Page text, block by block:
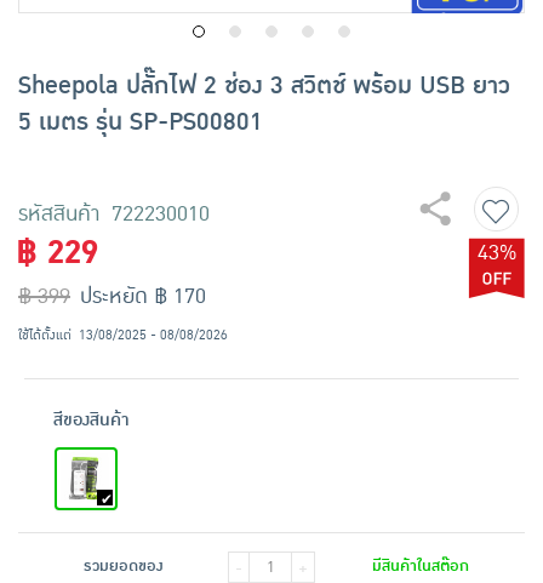
Sheepola ปลั๊กไฟ 2 ช่อง 3 สวิตช์ พร้อม USB ยาว
5 เมตร รุ่น SP-PS00801
รหัสสินค้า 722230010
฿ 229
฿ 399
43%
ประหยัด ฿ 170
ใช้ได้ตั้งแต่ 13/08/2025 - 08/08/2026
สีของสินค้า
รวมยอดของ - + มีสินค้าในสต๊อก